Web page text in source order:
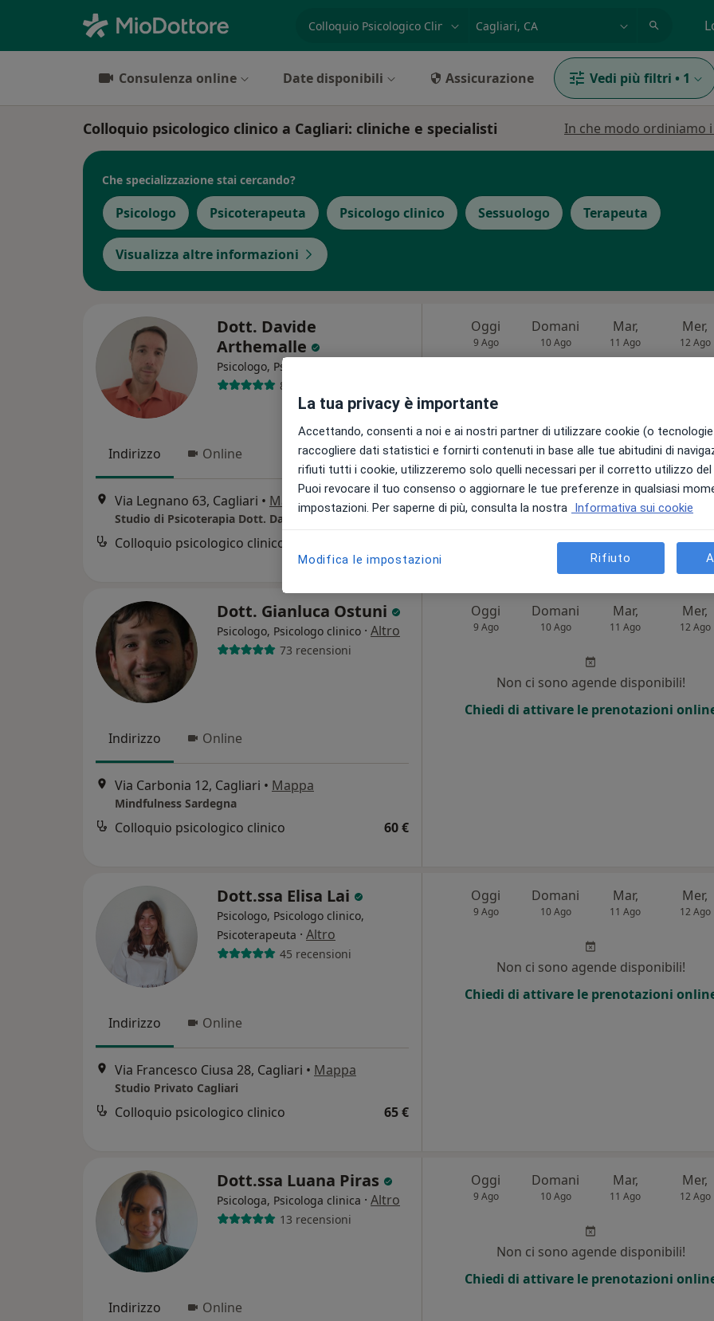
Consulenza online Date disponibili Assicurazione Vedi più filtri • 1
Colloquio psicologico clinico a Cagliari: cliniche e specialisti In che modo ordiniamo
Che specializzazione stai cercando?
Psicologo Psicoterapeuta Psicologo clinico Sessuologo Terapeuta
Visualizza altre informazioni
Dott. Davide
Arthemalle
Psicologo, Psicoterapeuta
8 recensioni
Indirizzo Online
Via Legnano 63, Cagliari • Mappa
Studio di Psicoterapia Dott. Davide Arthemalle
Colloquio psicologico clinico
Oggi
9 Ago
Domani
10 Ago
Mar,
11 Ago
Mer,
12 Ago
Non ci sono agende disponibili!
Chiedi di attivare le prenotazioni online
Dott. Gianluca Ostuni
Psicologo, Psicologo clinico · Altro
73 recensioni
Indirizzo Online
Via Carbonia 12, Cagliari • Mappa
Mindfulness Sardegna
Colloquio psicologico clinico 60 €
Oggi
9 Ago
Domani
10 Ago
Mar,
11 Ago
Mer,
12 Ago
Non ci sono agende disponibili!
Chiedi di attivare le prenotazioni
Dott.ssa Elisa Lai
Psicologo, Psicologo clinico,
Psicoterapeuta · Altro
45 recensioni
Indirizzo Online
Via Francesco Ciusa 28, Cagliari • Mappa
Studio Privato Cagliari
Colloquio psicologico clinico 65 €
Oggi
9 Ago
Domani
10 Ago
Mar,
11 Ago
Mer,
12 Ago
Non ci sono agende disponibili!
Chiedi di attivare le prenotazioni
Dott.ssa Luana Piras
Psicologa, Psicologa clinica · Altro
13 recensioni
Indirizzo Online
Oggi
9 Ago
Domani
10 Ago
Mar,
11 Ago
Mer,
12 Ago
Non ci sono agende disponibili!
Chiedi di attivare le prenotazioni
La tua privacy è importante
Accettando, consenti a noi e ai nostri partner di utilizzare cookie (o
raccogliere dati statistici e fornirti contenuti in base alle tue abitudini di
rifiuti tutti i cookie, utilizzeremo solo quelli necessari per il corretto utilizzo
Puoi revocare il tuo consenso o aggiornare le tue preferenze in qualsiasi
impostazioni. Per saperne di più, consulta la nostra Informativa sui cookie
Modifica le impostazioni Rifiuto